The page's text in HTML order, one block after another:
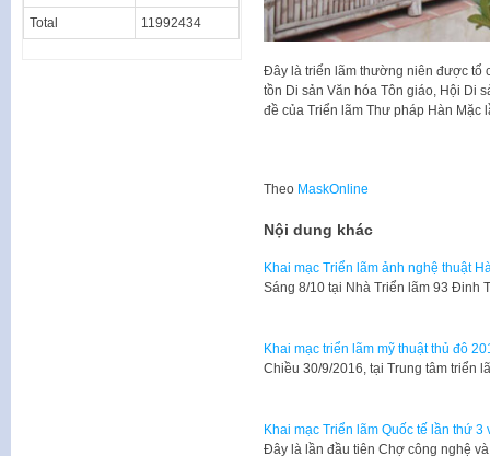
Đây là triển lãm thường niên được tổ
tồn Di sản Văn hóa Tôn giáo, Hội Di
đề của Triển lãm Thư pháp Hàn Mặc
Theo MaskOnline
Nội dung khác
Khai mạc Triển lãm ảnh nghệ thuật
​Sáng 8/10 tại Nhà Triển lãm 93 Đinh
Khai mạc triển lãm mỹ thuật thủ đô
Chiều 30/9/2016, tại Trung tâm triển
Khai mạc Triển lãm Quốc tế lần thứ 3
Đây là lần đầu tiên Chợ công nghệ
Total 11992434